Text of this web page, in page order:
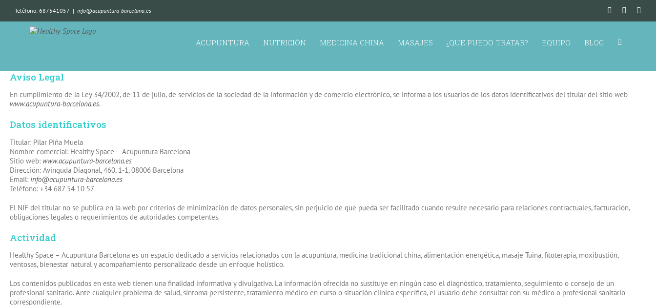
Teléfono: 687541057 | info@acupuntura-barcelona.es
ACUPUNTURA NUTRICIÓN MEDICINA CHINA MASAJES ¿QUE PUEDO TRATAR? EQUIPO BLOG
Aviso Legal
En cumplimiento de la Ley 34/2002, de 11 de julio, de servicios de la sociedad de la información y de comercio electrónico, se informa a los usuarios de los datos identificativos del titular del sitio web
www.acupuntura-barcelona.es.
Datos identificativos
Titular: Pilar Piña Muela
Nombre comercial: Healthy Space – Acupuntura Barcelona
Sitio web: www.acupuntura-barcelona.es
Dirección: Avinguda Diagonal, 460, 1-1, 08006 Barcelona
Email: info@acupuntura-barcelona.es
Teléfono: +34 687 54 10 57
El NIF del titular no se publica en la web por criterios de minimización de datos personales, sin perjuicio de que pueda ser facilitado cuando resulte necesario para relaciones contractuales, facturación,
obligaciones legales o requerimientos de autoridades competentes.
Actividad
Healthy Space – Acupuntura Barcelona es un espacio dedicado a servicios relacionados con la acupuntura, medicina tradicional china, alimentación energética, masaje Tuina, fitoterapia, moxibustión,
ventosas, bienestar natural y acompañamiento personalizado desde un enfoque holístico.
Los contenidos publicados en esta web tienen una finalidad informativa y divulgativa. La información ofrecida no sustituye en ningún caso el diagnóstico, tratamiento, seguimiento o consejo de un
profesional sanitario. Ante cualquier problema de salud, síntoma persistente, tratamiento médico en curso o situación clínica específica, el usuario debe consultar con su médico o profesional sanitario
correspondiente.